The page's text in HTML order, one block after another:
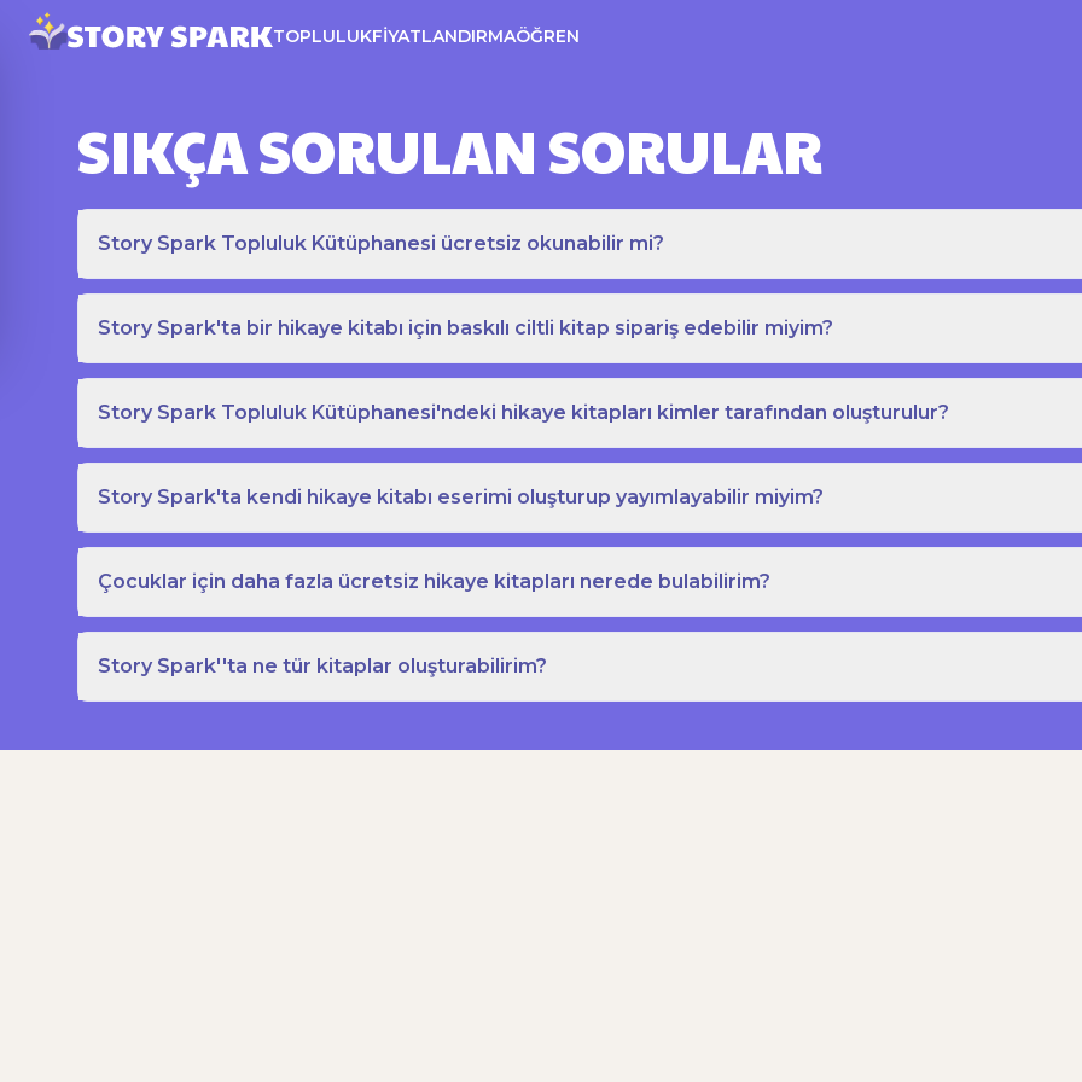
TOPLULUKFIYATLANDIRMAÖĞREN
SIKÇA SORULAN SORULAR
Story Spark Topluluk Kütüphanesi ücretsiz okunabilir mi?
Story Spark'ta bir hikaye kitabı için baskılı ciltli kitap sipariş edebilir miyim?
Story Spark Topluluk Kütüphanesi'ndeki hikaye kitapları kimler tarafından oluşturulur?
Story Spark'ta kendi hikaye kitabı eserimi oluşturup yayımlayabilir miyim?
Çocuklar için daha fazla ücretsiz hikaye kitapları nerede bulabilirim?
Story Spark''ta ne tür kitaplar oluşturabilirim?